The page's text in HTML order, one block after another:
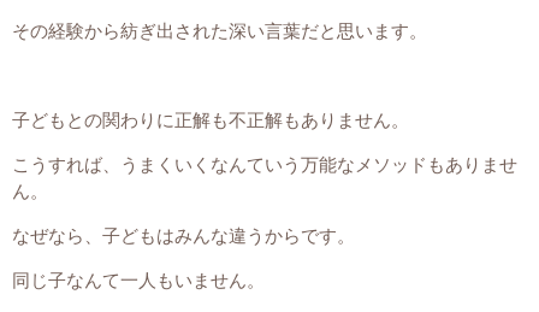
その経験から紡ぎ出された深い言葉だと思います。
子どもとの関わりに正解も不正解もありません。
こうすれば、うまくいくなんていう万能なメソッドもありませ
ん。
なぜなら、子どもはみんな違うからです。
同じ子なんて一人もいません。